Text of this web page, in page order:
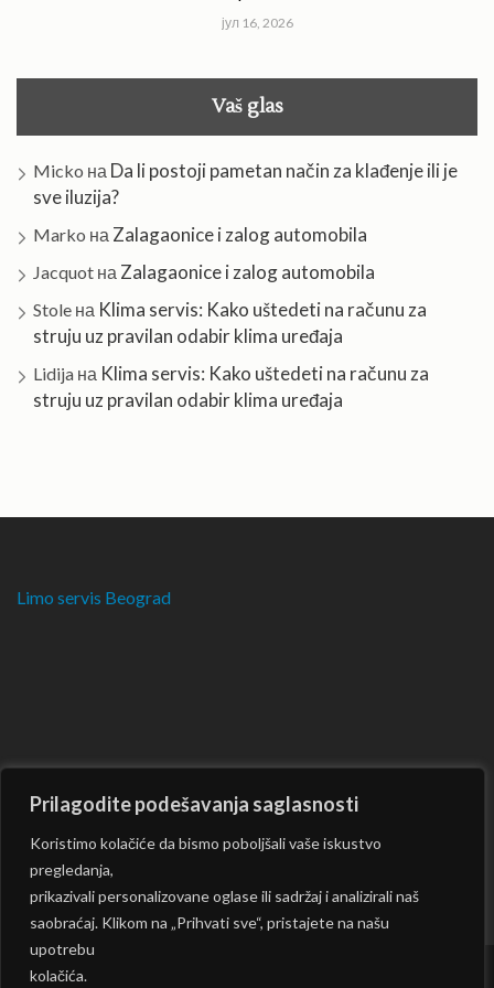
Prilagodite podešavanja saglasnosti
Koristimo kolačiće da bismo poboljšali vaše iskustvo
pregledanja,
prikazivali personalizovane oglase ili sadržaj i analizirali naš
saobraćaj. Klikom na „Prihvati sve“, pristajete na našu
upotrebu
kolačića.
јул 16, 2026
Vaš glas
Micko на Da li postoji pametan način za klađenje ili je
sve iluzija?
Marko на Zalagaonice i zalog automobila
Jacquot на Zalagaonice i zalog automobila
Stole на Klima servis: Kako uštedeti na računu za
struju uz pravilan odabir klima uređaja
Lidija на Klima servis: Kako uštedeti na računu za
struju uz pravilan odabir klima uređaja
Limo servis Beograd